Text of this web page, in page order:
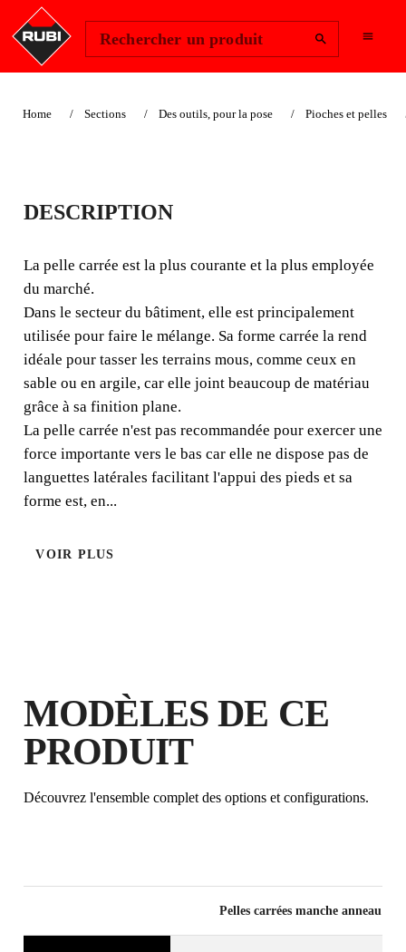
Rechercher un produit
Home Sections Des outils, pour la pose Pioches et pelles
PELLE CARRÉE
MANCHE ANNEAU
BOIS
La pelle carrée est la plus courante et la plus employée du
marché. Dans le secteur du bâtiment, elle est
principalement utilisée pour faire le mélange. Sa forme
carrée la rend idéale pour tasser les terrains mous, comme
ceux en sable ou en argile, car elle joint beaucoup de
matériau grâce à sa finition plane.
EN ENREGISTRANT CE PRODUIT
DANS LE RUBI CLUB
PRODUITS ÉLIGIBLES
DESCRIPTION
La pelle carrée est la plus courante et la plus employée
du marché.
Dans le secteur du bâtiment, elle est principalement
utilisée pour faire le mélange. Sa forme carrée la rend
idéale pour tasser les terrains mous, comme ceux en
sable ou en argile, car elle joint beaucoup de matériau
grâce à sa finition plane.
La pelle carrée n'est pas recommandée pour exercer une
force importante vers le bas car elle ne dispose pas de
languettes latérales facilitant l'appui des pieds et sa
forme est, en...
VOIR PLUS
MODÈLES DE CE
PRODUIT
Découvrez l'ensemble complet des options et configurations.
Pelles carrées manche anneau bois